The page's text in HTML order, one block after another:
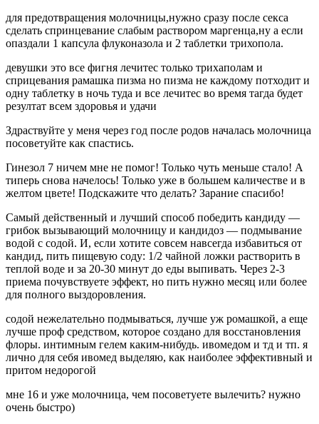
для предотвращения молочницы,нужно сразу после секса
сделать спринцевание слабым раствором маргенца,ну а если
опаздали 1 капсула флуконазола и 2 таблетки трихопола.
девушки это все фигня лечитес только трихаполам и
сприцевания рамашка пизма но пизма не каждому потходит и
одну таблетку в ночь туда и все лечитес во время тагда будет
резултат всем здоровья и удачи
Здраствуйте у меня через год после родов началась молочница
посоветуйте как спастись.
Гинезол 7 ничем мне не помог! Только чуть меньше стало! А
типерь снова начелось! Только уже в большем каличестве и в
желтом цвете! Подскажите что делать? Зарание спасибо!
Самый действенный и лучший способ победить кандиду —
грибок вызывающий молочницу и кандидоз — подмывание
водой с содой. И, если хотите совсем навсегда избавиться от
кандид, пить пищевую соду: 1/2 чайной ложки растворить в
теплой воде и за 20-30 минут до еды выпивать. Через 2-3
приема почувствуете эффект, но пить нужно месяц или более
для полного выздоровления.
содой нежелательно подмываться, лучше уж ромашкой, а еще
лучше проф средством, которое создано для восстановления
флоры. интимным гелем каким-нибудь. ивомедом и тд и тп. я
лично для себя ивомед выделяю, как наиболее эффективный и
притом недорогой
мне 16 и уже молочница, чем посоветуете вылечить? нужно
очень быстро)